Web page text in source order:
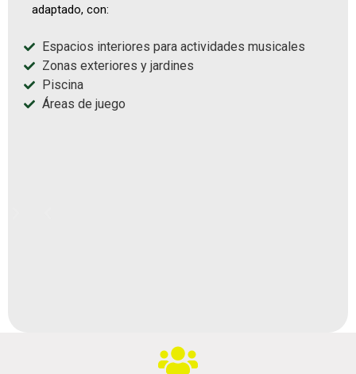
adaptado, con:
Espacios interiores para actividades musicales
Zonas exteriores y jardines
Piscina
Áreas de juego